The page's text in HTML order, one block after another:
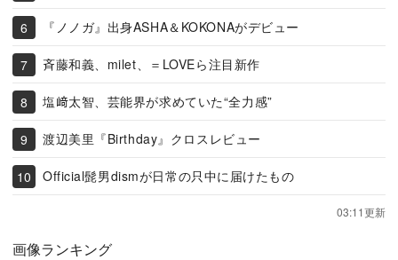
『ノノガ』出身ASHA＆KOKONAがデビュー
斉藤和義、milet、＝LOVEら注目新作
塩﨑太智、芸能界が求めていた“全力感”
渡辺美里『Birthday』クロスレビュー
Official髭男dismが日常の只中に届けたもの
03:11更新
画像ランキング